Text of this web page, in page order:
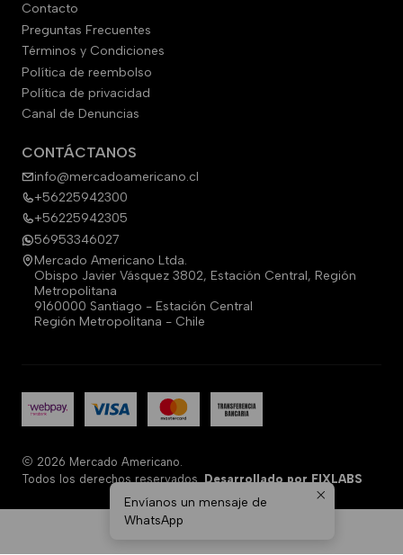
Contacto
Preguntas Frecuentes
Términos y Condiciones
Política de reembolso
Política de privacidad
Canal de Denuncias
CONTÁCTANOS
info@mercadoamericano.cl
+56225942300
+56225942305
56953346027
Mercado Americano Ltda.
Obispo Javier Vásquez 3802, Estación Central, Región
Metropolitana
9160000 Santiago - Estación Central
Región Metropolitana - Chile
2026 Mercado Americano.
Todos los derechos reservados.Desarrollado por FIXLABS
Envíanos un mensaje de
WhatsApp